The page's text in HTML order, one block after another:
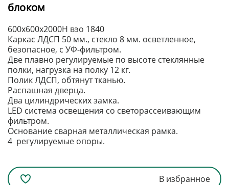
блоком
Каркас ЛДСП 50 мм., стекло 8 мм. осветленное,
безопасное, с УФ-фильтром.
Две плавно регулируемые по высоте стеклянные
полки, нагрузка на полку 12 кг.
Полик ЛДСП, обтянут тканью.
Распашная дверца.
Два цилиндрических замка.
LED система освещения со светорассеивающим
фильтром.
Основание сварная металлическая рамка.
4 регулируемые опоры.
600x600x2000H вэо 1840
В избранное